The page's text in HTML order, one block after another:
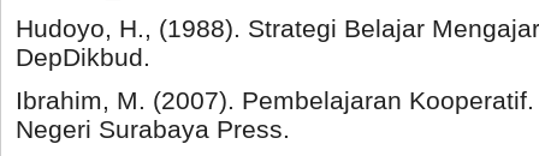
Hudoyo, H., (1988). Strategi Belajar
DepDikbud.
Ibrahim, M. (2007). Pembelajaran
Negeri Surabaya Press.